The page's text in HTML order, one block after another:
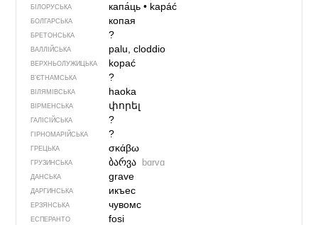
БІЛОРУСЬКА капа́ць• kapáć
БОЛГАРСЬКА копая
БРЕТОНСЬКА ?
ВАЛЛІЙСЬКА palu, cloddio
ВЕРХНЬОЛУЖИЦЬКА kopać
В’ЄТНАМСЬКА ?
ВІЛЯМІВСЬКА haoka
ВІРМЕНСЬКА փորել
ГАЛІСІЙСЬКА ?
ГІРНОМАРІЙСЬКА ?
ГРЕЦЬКА σκάβω
ГРУЗИНСЬКА ბარვა bɑrvɑ
ДАНСЬКА grave
ДАРГИНСЬКА икъес
ЕРЗЯНСЬКА чувомс
ЕСПЕРАНТО fosi